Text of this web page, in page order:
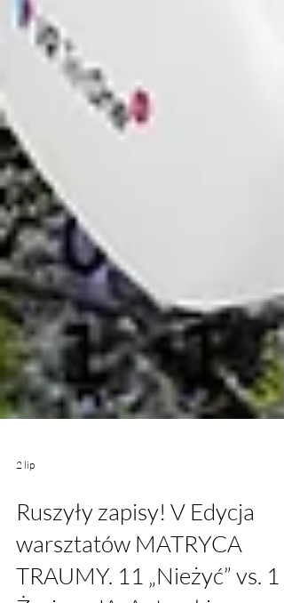
2 lip
Ruszyły zapisy! V Edycja
warsztatów MATRYCA